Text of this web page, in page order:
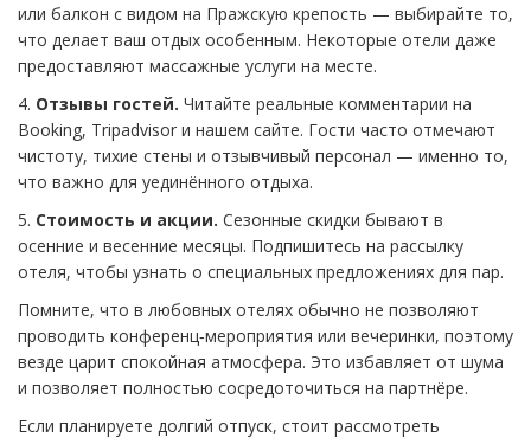
или балкон с видом на Пражскую крепость — выбирайте то,
что делает ваш отдых особенным. Некоторые отели даже
предоставляют массажные услуги на месте.
4. Отзывы гостей. Читайте реальные комментарии на
Booking, Tripadvisor и нашем сайте. Гости часто отмечают
чистоту, тихие стены и отзывчивый персонал — именно то,
что важно для уединённого отдыха.
5. Стоимость и акции. Сезонные скидки бывают в
осенние и весенние месяцы. Подпишитесь на рассылку
отеля, чтобы узнать о специальных предложениях для пар.
Помните, что в любовных отелях обычно не позволяют
проводить конференц‑мероприятия или вечеринки, поэтому
везде царит спокойная атмосфера. Это избавляет от шума
и позволяет полностью сосредоточиться на партнёре.
Если планируете долгий отпуск, стоит рассмотреть